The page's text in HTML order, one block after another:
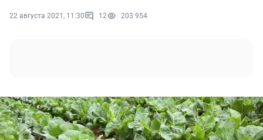
22 августа 2021, 11:30 12 203 954